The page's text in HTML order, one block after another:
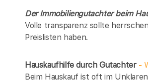
Der Immobiliengutachter beim
Volle transparenz sollte
Preislisten haben.
Hauskaufhilfe durch Gutachter-
Beim Hauskauf ist oft im